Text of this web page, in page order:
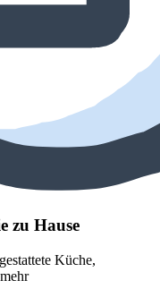
zu Hause
Küche,